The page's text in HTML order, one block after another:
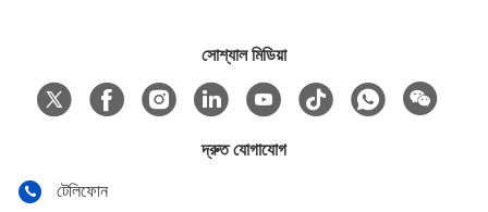
সোশ্যাল মিডিয়া
দ্রুত যোগাযোগ
টেলিফোন